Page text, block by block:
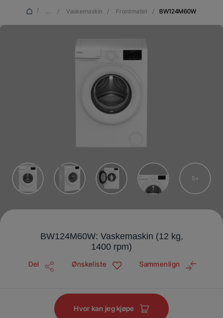
/ ... / Vaskemaskin / Frontmatet / BW124M60W
5
BW124M60W: Vaskemaskin (12 kg,
1400 rpm)
Del Ønskeliste Sammenlign
Hvor kan jeg kjøpe